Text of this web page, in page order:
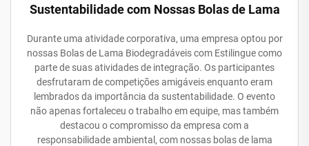
Sustentabilidade com Nossas Bolas de Lama
Durante uma atividade corporativa, uma empresa optou por
nossas Bolas de Lama Biodegradáveis com Estilingue como
parte de suas atividades de integração. Os participantes
desfrutaram de competições amigáveis enquanto eram
lembrados da importância da sustentabilidade. O evento
não apenas fortaleceu o trabalho em equipe, mas também
destacou o compromisso da empresa com a
responsabilidade ambiental, com nossas bolas de lama